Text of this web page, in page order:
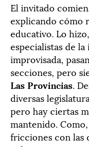
El invitado
explicando cómo
educativo. Lo
especialistas de
improvisada,
secciones, pero
Las Provincias.
diversas
pero hay ciertas
mantenido.
fricciones con las